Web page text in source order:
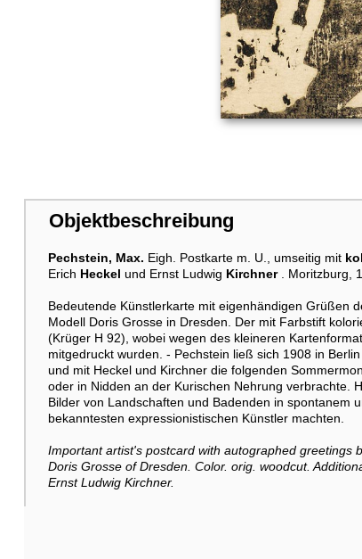
Objektbeschreibung
Pechstein, Max. Eigh. Postkarte m. U., umseitig mit
Erich Heckel und Ernst Ludwig Kirchner. Moritzburg,
Bedeutende Künstlerkarte mit eigenhändigen Grüßen
Modell Doris Grosse in Dresden. Der mit Farbstift
(Krüger H 92), wobei wegen des kleineren
mitgedruckt wurden. - Pechstein ließ sich 1908 in
und mit Heckel und Kirchner die folgenden
oder in Nidden an der Kurischen Nehrung verbrachte.
Bilder von Landschaften und Badenden in spontanem
bekanntesten expressionistischen Künstler machten.
Important artist's postcard with autographed greetings
Doris Grosse of Dresden. Color. orig. woodcut.
Ernst Ludwig Kirchner.